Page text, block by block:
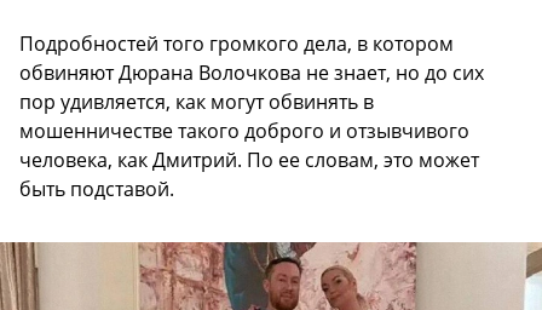
Подробностей того громкого дела, в котором
обвиняют Дюрана Волочкова не знает, но до сих
пор удивляется, как могут обвинять в
мошенничестве такого доброго и отзывчивого
человека, как Дмитрий. По ее словам, это может
быть подставой.